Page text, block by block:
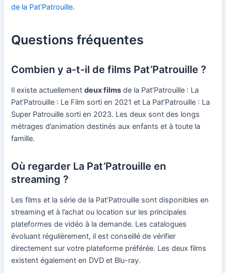
de la Pat’Patrouille.
Questions fréquentes
Combien y a-t-il de films Pat’Patrouille ?
Il existe actuellementdeux films de la Pat’Patrouille : La
Pat’Patrouille : Le Film sorti en 2021 et La Pat’Patrouille : La
Super Patrouille sorti en 2023. Les deux sont des longs
métrages d’animation destinés aux enfants et à toute la
famille.
Où regarder La Pat’Patrouille en
streaming ?
Les films et la série de la Pat’Patrouille sont disponibles en
streaming et à l’achat ou location sur les principales
plateformes de vidéo à la demande. Les catalogues
évoluant régulièrement, il est conseillé de vérifier
directement sur votre plateforme préférée. Les deux films
existent également en DVD et Blu-ray.